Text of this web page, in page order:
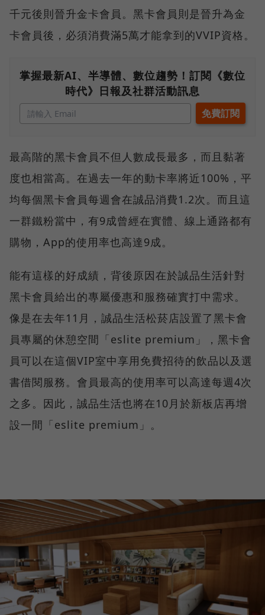
千元後則晉升金卡會員。黑卡會員則是晉升為金
卡會員後，必須消費滿5萬才能拿到的VVIP資格。
掌握最新AI、半導體、數位趨勢！訂閱《數位
時代》日報及社群活動訊息
最高階的黑卡會員不但人數成長最多，而且黏著
度也相當高。在過去一年的動卡率將近100%，平
均每個黑卡會員每週會在誠品消費1.2次。而且這
一群鐵粉當中，有9成曾經在實體、線上通路都有
購物，App的使用率也高達9成。
能有這樣的好成績，背後原因在於誠品生活針對
黑卡會員給出的專屬優惠和服務確實打中需求。
像是在去年11月，誠品生活松菸店設置了黑卡會
員專屬的休憩空間「eslite premium」，黑卡會
員可以在這個VIP室中享用免費招待的飲品以及選
書借閱服務。會員最高的使用率可以高達每週4次
之多。因此，誠品生活也將在10月於新板店再增
設一間「eslite premium」。